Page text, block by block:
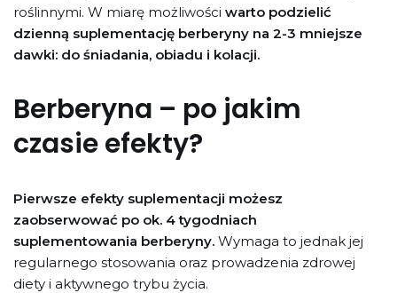
roślinnymi. W miarę możliwości warto podzielić
dzienną suplementację berberyny na 2-3 mniejsze
dawki: do śniadania, obiadu i kolacji.
Berberyna – po jakim
czasie efekty?
Pierwsze efekty suplementacji możesz
zaobserwować po ok. 4 tygodniach
suplementowania berberyny. Wymaga to jednak jej
regularnego stosowania oraz prowadzenia zdrowej
diety i aktywnego trybu życia.